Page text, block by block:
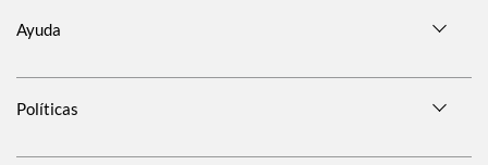
Ayuda
Políticas